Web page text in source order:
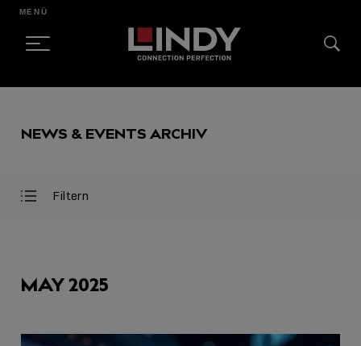
CONTENT
MENÜ
NEWS & EVENTS ARCHIV
Filter
Filter
Filtern
AUSGEWÄHLT
MAY 2025